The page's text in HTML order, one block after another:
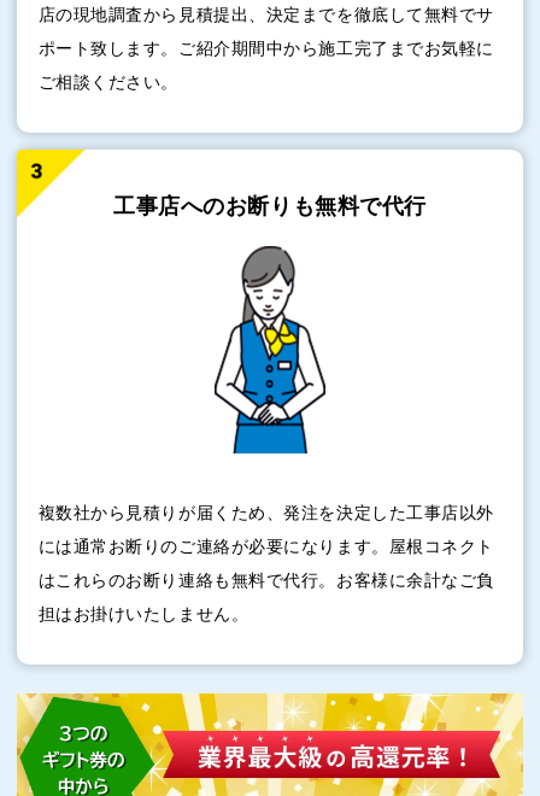
店の現地調査から見積提出、決定までを徹底して無料でサ
ポート致します。ご紹介期間中から施工完了までお気軽に
ご相談ください。
工事店へのお断りも無料で代行
複数社から見積りが届くため、発注を決定した工事店以外
には通常お断りのご連絡が必要になります。屋根コネクト
はこれらのお断り連絡も無料で代行。お客様に余計なご負
担はお掛けいたしません。